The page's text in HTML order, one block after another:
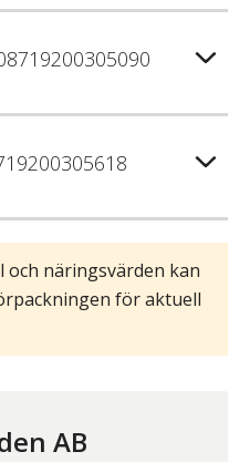
näringsvärden kan
för aktuell
AB